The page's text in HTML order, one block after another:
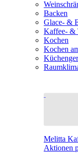
Backen
Glace- &
Kaffee- &
Kochen
Kochen
Melitta
Aktionen